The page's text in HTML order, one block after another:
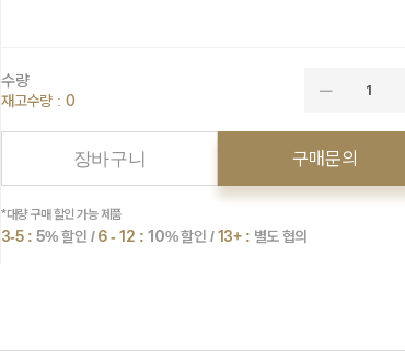
수량
재고수량 : 0
1
장바구니 구매문의
*대량 구매 할인 가능 제품
3-5 : 5% 할인 /6 - 12 : 10% 할인 /13+ : 별도 협의